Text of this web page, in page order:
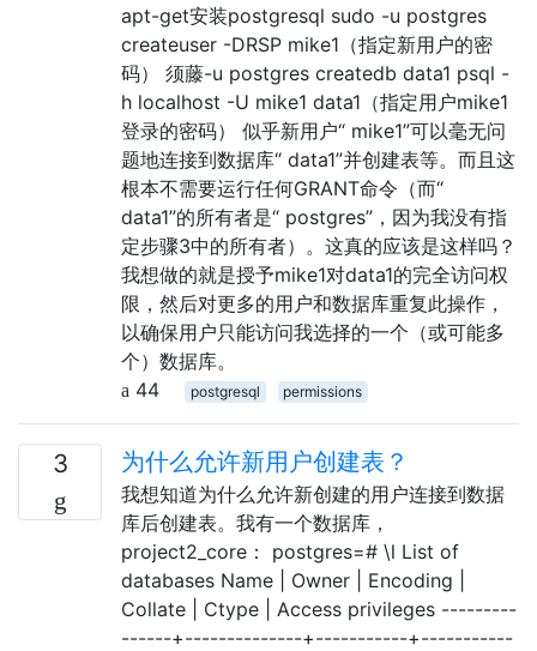
apt-get安装postgresql sudo -u postgres
createuser -DRSP mike1（指定新用户的密
码） 须藤-u postgres createdb data1 psql -
h localhost -U mike1 data1（指定用户mike1
登录的密码） 似乎新用户“ mike1”可以毫无问
题地连接到数据库“ data1”并创建表等。而且这
根本不需要运行任何GRANT命令（而“
data1”的所有者是“ postgres”，因为我没有指
定步骤3中的所有者）。这真的应该是这样吗？
我想做的就是授予mike1对data1的完全访问权
限，然后对更多的用户和数据库重复此操作，
以确保用户只能访问我选择的一个（或可能多
个）数据库。
44
postgresql permissions
3 为什么允许新用户创建表？
我想知道为什么允许新创建的用户连接到数据
库后创建表。我有一个数据库，
project2_core： postgres=# \l List of
databases Name | Owner | Encoding |
Collate | Ctype | Access privileges ---------
------+--------------+-----------+-----------